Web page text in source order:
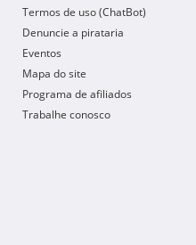
Termos de uso (ChatBot)
Denuncie a pirataria
Eventos
Mapa do site
Programa de afiliados
Trabalhe conosco